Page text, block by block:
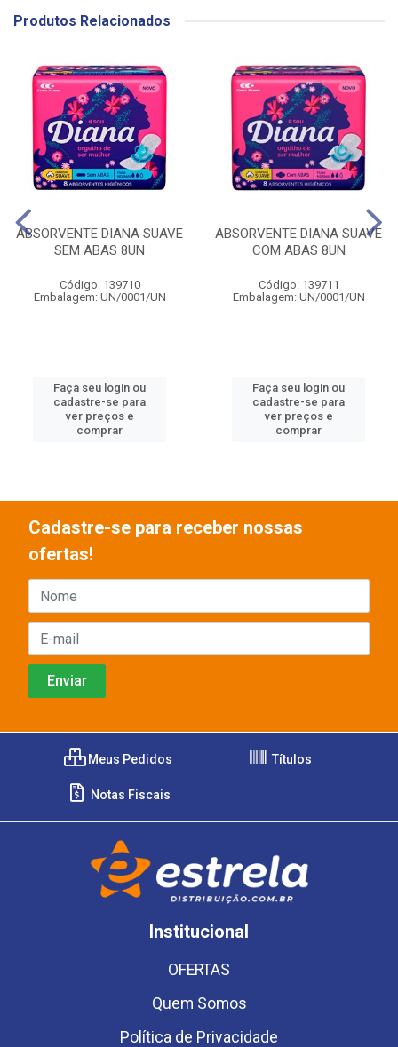
Produtos Relacionados
ABSORVENTE DIANA SUAVE
SEM ABAS 8UN
Código: 139710
Embalagem: UN/0001/UN
Faça seu login ou
cadastre-se para
ver preços e
comprar
ABSORVENTE DIANA SUAVE
COM ABAS 8UN
Código: 139711
Embalagem: UN/0001/UN
Faça seu login ou
cadastre-se para
ver preços e
comprar
Cadastre-se para receber nossas
ofertas!
Meus Pedidos Títulos
Notas Fiscais
Institucional
OFERTAS
Quem Somos
Política de Privacidade